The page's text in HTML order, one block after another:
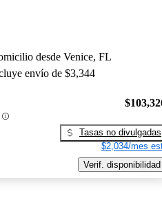
desde Venice, FL
envío de $3,344
Tasas no divulgadas
$2,034/mes
Verif. disponibilidad